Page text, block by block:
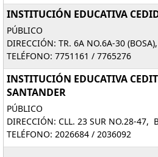
INSTITUCIÓN EDUCATIVA
PÚBLICO
DIRECCIÓN: TR. 6A NO.6A-30
TELÉFONO: 7751161 / 7765276
INSTITUCIÓN EDUCATIVA
SANTANDER
PÚBLICO
DIRECCIÓN: CLL. 23 SUR NO.28-47,
TELÉFONO: 2026684 / 2036092